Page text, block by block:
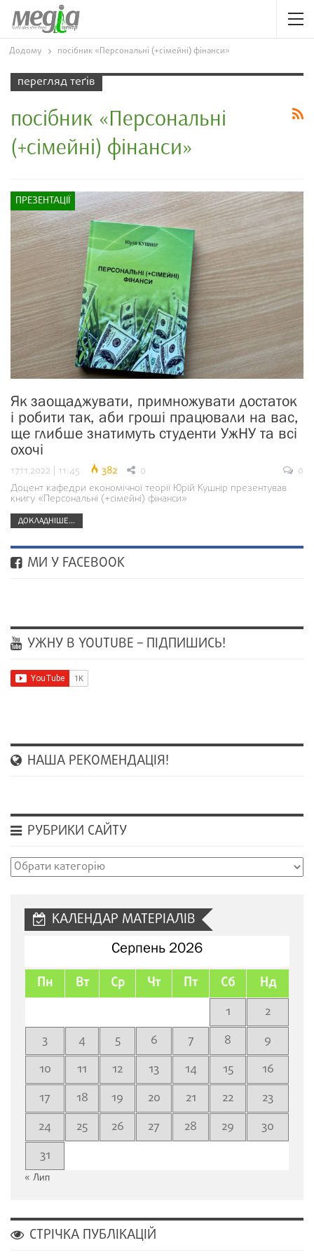
Додому посібник «Персональні (+сімейні) фінанси»
перегляд теґів
посібник «Персональні
(+сімейні) фінанси»
ПРЕЗЕНТАЦІЇ
Як заощаджувати, примножувати достаток
і робити так, аби гроші працювали на вас,
ще глибше знатимуть студенти УжНУ та всі
охочі
17.11.2022 | 11:45 382 0
0
Доцент кафедри економічної теорії Юрій Кушнір презентував
книгу «Персональні (+сімейні) фінанси»
ДОКЛАДНІШЕ...
МИ У FACEBOOK
УЖНУ В YOUTUBE – ПІДПИШИСЬ!
НАША РЕКОМЕНДАЦІЯ!
РУБРИКИ САЙТУ
Рубрики
КАЛЕНДАР МАТЕРІАЛІВ
Серпень 2026
Пн Вт Ср Чт Пт Сб Нд
1
2
3
4 5 6 7 8
9
10
11 12 13 14 15
16
17
18 19 20 21 22
23
24
25 26 27 28 29
30
31
« Лип
СТРІЧКА ПУБЛІКАЦІЙ